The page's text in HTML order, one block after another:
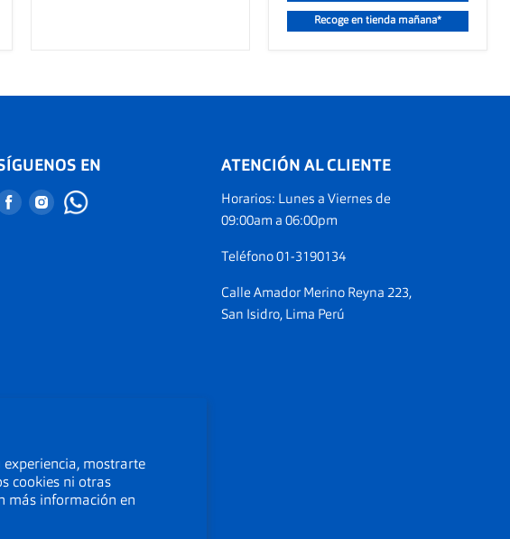
mostrarte
cookies ni otras
más información en
Recoge en tienda mañana*
EN
Encuéntranos
Encuéntranos
ATENCIÓN AL CLIENTE
Horarios: Lunes a Viernes de
09:00am a 06:00pm
Teléfono 01-3190134
Calle Amador Merino Reyna 223,
San Isidro, Lima Perú